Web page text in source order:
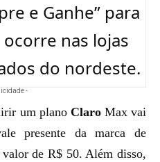
e Ganhe” para
nas lojas
do nordeste.
-
um plano ClaroMax vai
presente da marca de
de R$ 50. Além disso,